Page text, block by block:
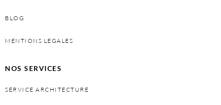
BLOG
MENTIONS LEGALES
NOS SERVICES
SERVICE ARCHITECTURE